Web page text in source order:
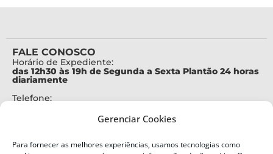
Gerenciar Cookies
Para fornecer as melhores experiências, usamos tecnologias como
FALE CONOSCO
Horário de Expediente:
das 12h30 às 19h de Segunda a Sexta Plantão 24 horas
diariamente
Telefone: